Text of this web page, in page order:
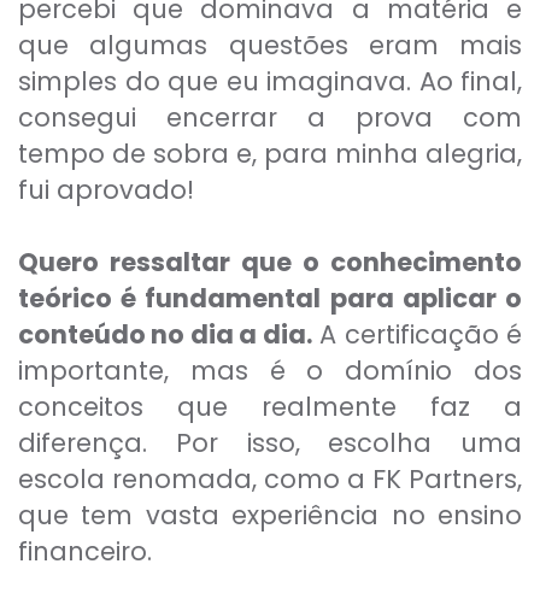
percebi que dominava a matéria e
que algumas questões eram mais
simples do que eu imaginava. Ao final,
consegui encerrar a prova com
tempo de sobra e, para minha alegria,
fui aprovado!
Quero ressaltar que o conhecimento
teórico é fundamental para aplicar o
conteúdo no dia a dia.A certificação é
importante, mas é o domínio dos
conceitos que realmente faz a
diferença. Por isso, escolha uma
escola renomada, como a FK Partners,
que tem vasta experiência no ensino
financeiro.